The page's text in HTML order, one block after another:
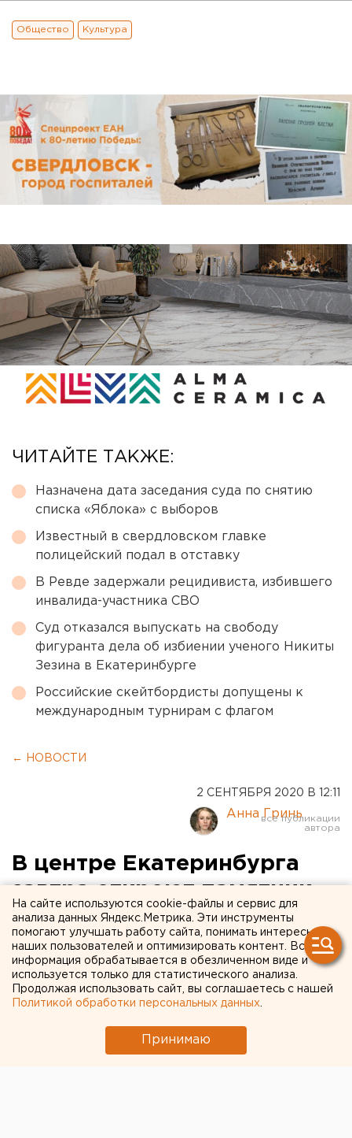
Общество Культура
ЧИТАЙТЕ ТАКЖЕ:
Назначена дата заседания суда по снятию
списка «Яблока» с выборов
Известный в свердловском главке
полицейский подал в отставку
В Ревде задержали рецидивиста, избившего
инвалида-участника СВО
Суд отказался выпускать на свободу
фигуранта дела об избиении ученого Никиты
Зезина в Екатеринбурге
Российские скейтбордисты допущены к
международным турнирам с флагом
← НОВОСТИ
2 СЕНТЯБРЯ 2020 В 12:11
Анна Гринь
В центре Екатеринбурга
завтра откроют памятник
Чапаеву
На сайте используются cookie-файлы и сервис для
анализа данных Яндекс.Метрика. Эти инструменты
помогают улучшать работу сайта, понимать интересы
наших пользователей и оптимизировать контент. Вся
информация обрабатывается в обезличенном виде и
используется только для статистического анализа.
Продолжая использовать сайт, вы соглашаетесь с нашей
Политикой обработки персональных данных
Принимаю